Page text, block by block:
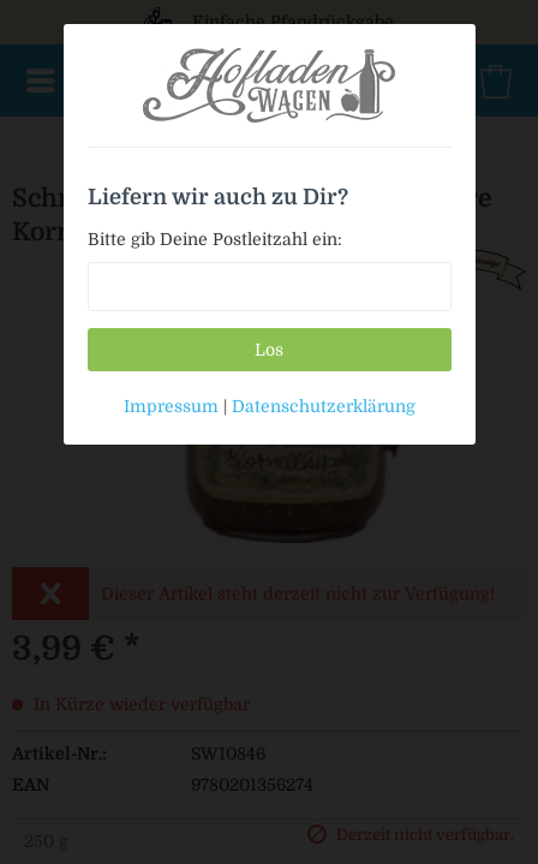
Einfache Pfandrückgabe
Schmankerl-Garage Weiße-Maulbeere
Kornellkirsche
Dieser Artikel steht derzeit nicht zur Verfügung!
3,99 € *
In Kürze wieder verfügbar
Artikel-Nr.:
SW10846
EAN
9780201356274
Derzeit nicht verfügbar.
Liefern wir auch zu Dir?
Bitte gib Deine Postleitzahl ein:
Los
Impressum | Datenschutzerklärung